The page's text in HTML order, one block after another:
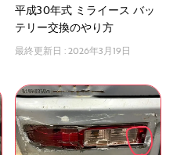
平成30年式 ミライース バッ
テリー交換のやり方
最終更新日 :2026年3月19日